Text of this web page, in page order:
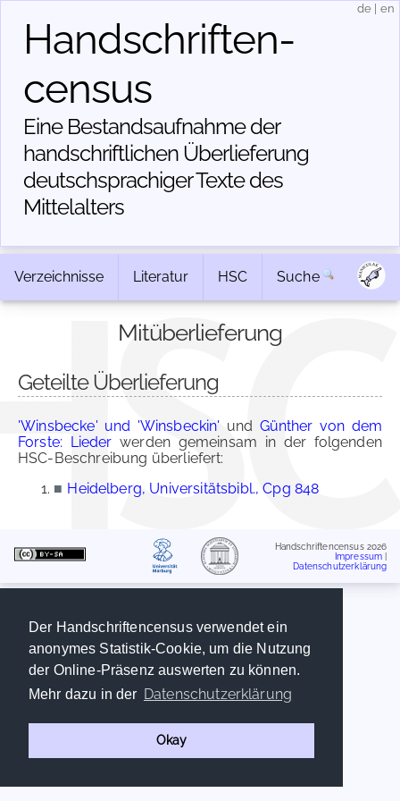
Der Handschriftencensus verwendet ein
anonymes Statistik-Cookie, um die Nutzung
der Online-Präsenz auswerten zu können.
Mehr dazu in der Datenschutzerklärung
Okay
Handschriften­
census
Eine Bestandsaufnahme der
handschriftlichen Über­lieferung
deutschsprachiger Texte des
Mittelalters
de en
Verzeichnisse Literatur HSC Suche
Mitüberlieferung
Geteilte Überlieferung
'Winsbecke' und 'Winsbeckin' und Günther von dem
Forste: Lieder werden gemeinsam in der folgenden
HSC-Beschreibung überliefert:
■ Heidelberg, Universitätsbibl., Cpg 848
Handschriftencensus 2026
Impressum
Datenschutzerklärung